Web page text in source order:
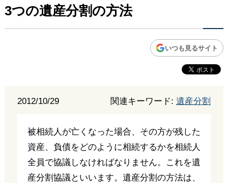
3つの遺産分割の方法
いつも見るサイト
2012/10/29 関連キーワード:遺産分割
被相続人が亡くなった場合、その方が残した
資産、負債をどのように相続するかを相続人
全員で協議しなければなりません。これを遺
産分割協議といいます。遺産分割の方法は、